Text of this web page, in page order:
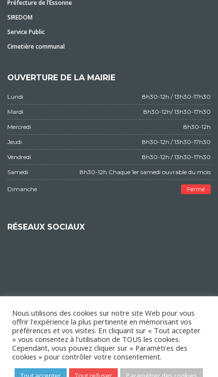
Préfecture de l’Essonne
SIREDOM
Service Public
Cimetière communal
OUVERTURE DE LA MAIRIE
Lundi 8h30-12h / 13h30-17h30
Mardi 8h30-12h/ 13h30-17h30
Mercredi 8h30-12h
Jeudi 8h30-12h / 13h30-17h30
Vendredi 8h30-12h / 13h30-17h30
Samedi 8h30-12h Chaque 1er samedi ouvrable du mois
Dimanche Fermé
RÉSEAUX SOCIAUX
Nous utilisons des cookies sur notre site Web pour vous
offrir l'expérience la plus pertinente en mémorisant vos
préférences et vos visites. En cliquant sur « Tout accepter
» vous consentez à l'utilisation de TOUS les cookies.
Cependant, vous pouvez cliquer sur « Paramètres des
cookies » pour contrôler votre consentement.